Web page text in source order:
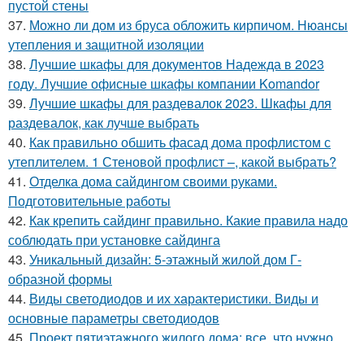
пустой стены
37. Можно ли дом из бруса обложить кирпичом. Нюансы
утепления и защитной изоляции
38. Лучшие шкафы для документов Надежда в 2023
году. Лучшие офисные шкафы компании Komandor
39. Лучшие шкафы для раздевалок 2023. Шкафы для
раздевалок, как лучше выбрать
40. Как правильно обшить фасад дома профлистом с
утеплителем. 1 Стеновой профлист –, какой выбрать?
41. Отделка дома сайдингом своими руками.
Подготовительные работы
42. Как крепить сайдинг правильно. Какие правила надо
соблюдать при установке сайдинга
43. Уникальный дизайн: 5-этажный жилой дом Г-
образной формы
44. Виды светодиодов и их характеристики. Виды и
основные параметры светодиодов